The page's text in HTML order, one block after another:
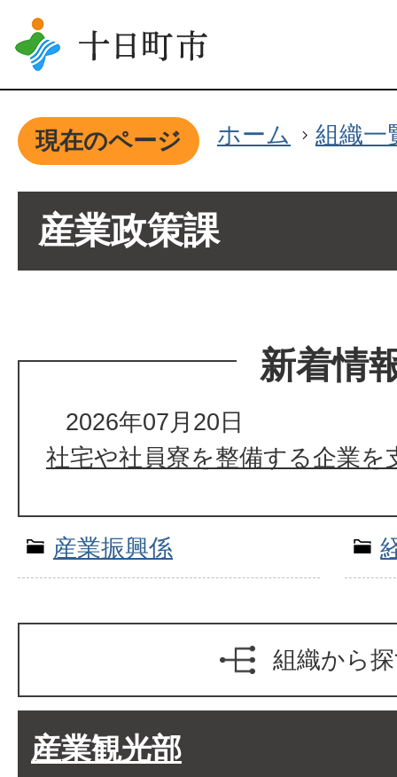
現在のページ ホーム 組織一
産業政策課
新着情
2026年07月20日
社宅や社員寮を整備する企業を
産業振興係
組織から
産業観光部